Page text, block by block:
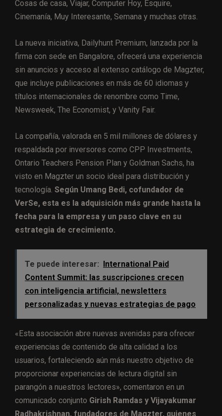
Cosas de casa, Viajar, Computer Hoy, Esquire,
Cinemanía, Muy Interesante, Semana y muchas otras.
La nueva iniciativa, Dailyhunt Premium, lanzada por la
firma con sede en Bangalore, ofrecerá una experiencia
sin anuncios y acceso al extenso catálogo de Magzter,
que incluye publicaciones en más de 60 idiomas y
títulos internacionales de renombre como Time,
Newsweek, The Economist, y Vanity Fair.
La compañía, valorada en 5 mil millones de dólares y
respaldada por inversores como CPP Investments,
Ontario Teachers Pension Plan y Goldman Sachs, ha
visto en Magzter un socio ideal para distribución y
tecnología. Según Umang Bedi, cofundador de
VerSe, esta es la adquisición más grande hasta la
fecha para la empresa y un paso clave en su
estrategia de crecimiento.
Te puede interesar: International Paid
Content Summit: las suscripciones crecen
con inteligencia artificial, newsletters
personalizadas y nuevas estrategias de pago
«Esta asociación abre nuevas avenidas para ofrecer
experiencias de contenido de alta calidad a los
usuarios, fortaleciendo aún más nuestro objetivo de
proporcionar experiencias de lectura digital sin
parangón a nuestros lectores», comentaron en un
comunicado conjunto Girish Ramdas y Vijayakumar
Radhakrishnan, fundadores de Magzter, quienes